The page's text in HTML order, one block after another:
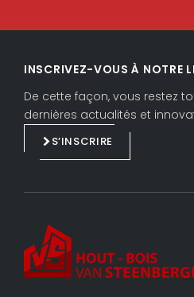
INSCRIVEZ-VOUS À NOTRE
De cette façon, vous restez
dernières actualités et
S’INSCRIRE